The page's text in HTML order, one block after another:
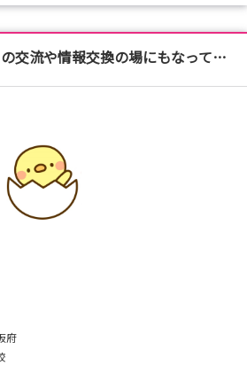
流や情報交換の場にもなっています！
府